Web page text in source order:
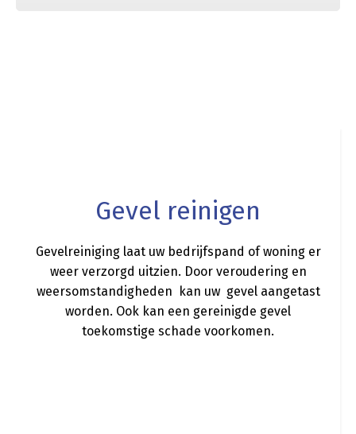
Gevel reinigen
Gevelreiniging laat uw bedrijfspand of woning er
weer verzorgd uitzien. Door veroudering en
weersomstandigheden kan uw gevel aangetast
worden. Ook kan een gereinigde gevel
toekomstige schade voorkomen.